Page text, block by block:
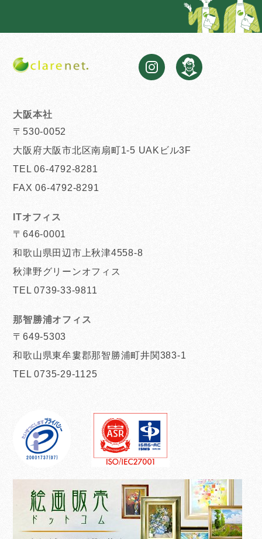
大阪本社
〒530-0052
大阪府大阪市北区南扇町1-5 UAKビル3F
TEL 06-4792-8281
FAX 06-4792-8291
ITオフィス
〒646-0001
和歌山県田辺市上秋津4558-8
秋津野グリーンオフィス
TEL 0739-33-9811
那智勝浦オフィス
〒649-5303
和歌山県東牟婁郡那智勝浦町井関383-1
TEL 0735-29-1125